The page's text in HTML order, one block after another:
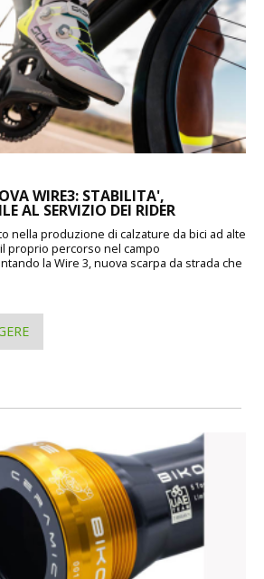
WIRE3: STABILITA',
AL SERVIZIO DEI RIDER
nella produzione di calzature da bici ad alte
proprio percorso nel campo
la Wire 3, nuova scarpa da strada che